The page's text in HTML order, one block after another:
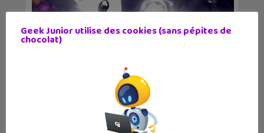
Evergate : un puzzle-platformer
Geek Junior utilise des cookies (sans pépites de
chocolat)